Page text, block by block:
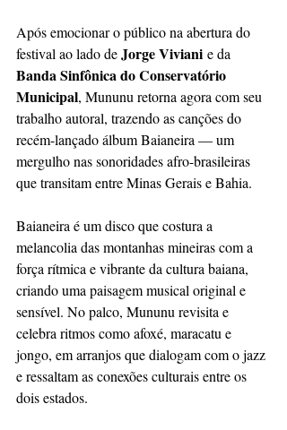
Após emocionar o público na abertura do
festival ao lado de Jorge Viviani e da
Banda Sinfônica do Conservatório
Municipal, Mununu retorna agora com seu
trabalho autoral, trazendo as canções do
recém-lançado álbum Baianeira — um
mergulho nas sonoridades afro-brasileiras
que transitam entre Minas Gerais e Bahia.
Baianeira é um disco que costura a
melancolia das montanhas mineiras com a
força rítmica e vibrante da cultura baiana,
criando uma paisagem musical original e
sensível. No palco, Mununu revisita e
celebra ritmos como afoxé, maracatu e
jongo, em arranjos que dialogam com o jazz
e ressaltam as conexões culturais entre os
dois estados.